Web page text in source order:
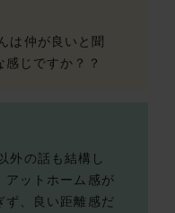
は仲が良いと聞
じですか？？
外の話も結構し
アットホーム感が
ず、良い距離感だ